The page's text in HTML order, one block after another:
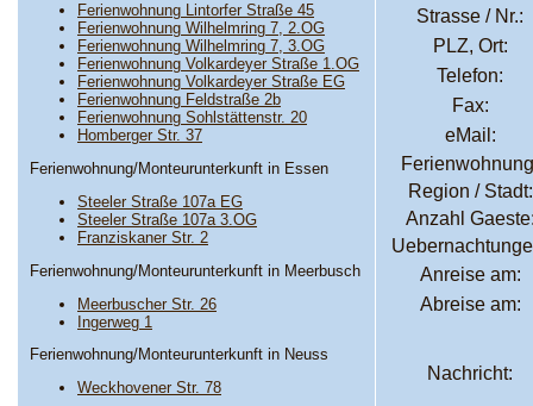
Ferienwohnung Lintorfer Straße 45
Ferienwohnung Wilhelmring 7, 2.OG
Ferienwohnung Wilhelmring 7, 3.OG
Ferienwohnung Volkardeyer Straße 1.OG
Ferienwohnung Volkardeyer Straße EG
Ferienwohnung Feldstraße 2b
Ferienwohnung Sohlstättenstr. 20
Homberger Str. 37
Ferienwohnung/Monteurunterkunft in Essen
Steeler Straße 107a EG
Steeler Straße 107a 3.OG
Franziskaner Str. 2
Ferienwohnung/Monteurunterkunft in Meerbusch
Meerbuscher Str. 26
Ingerweg 1
Ferienwohnung/Monteurunterkunft in Neuss
Weckhovener Str. 78
Strasse / Nr.:
PLZ, Ort:
Telefon:
Fax:
eMail:
Region / Stadt:
Anzahl
Anreise am:
Abreise am:
Nachricht: